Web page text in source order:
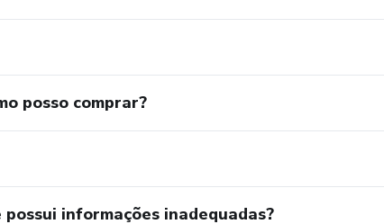
posso comprar?
informações inadequadas?